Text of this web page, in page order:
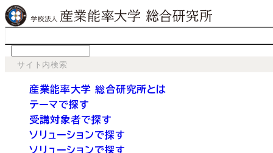
産業能率大学 総合研究所とは
テーマで探す
受講対象者で探す
ソリューションで探す
ソリューションで探す